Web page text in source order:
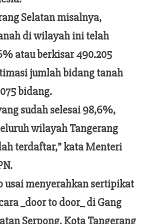
Selatan misalnya,
di wilayah ini telah
atau berkisar 490.205
jumlah bidang tanah
bidang.
sudah selesai 98,6%,
wilayah Tangerang
terdaftar,” kata Menteri
usai menyerahkan sertipikat
_door to door_ di Gang
Serpong, Kota Tangerang